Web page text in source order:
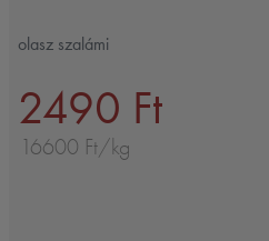
olasz szalámi
2490 Ft
16600 Ft/kg